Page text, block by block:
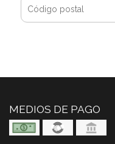
MEDIOS DE PAGO